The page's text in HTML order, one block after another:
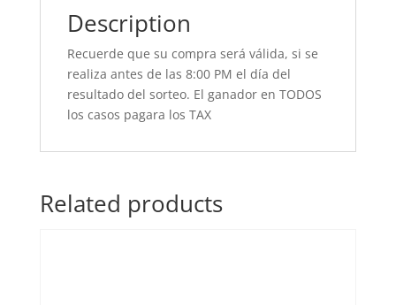
Description
Recuerde que su compra será válida, si se
realiza antes de las 8:00 PM el día del
resultado del sorteo. El ganador en TODOS
los casos pagara los TAX
Related products